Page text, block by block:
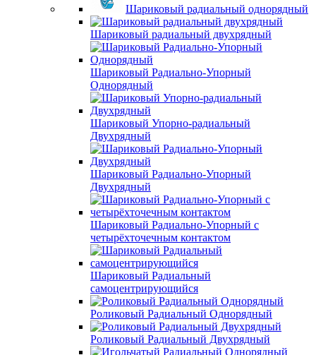
Шариковый радиальный однорядный
Шариковый радиальный двухрядный
Шариковый Радиально-Упорный
Однорядный
Шариковый Упорно-радиальный
Двухрядный
Шариковый Радиально-Упорный
Двухрядный
Шариковый Радиально-Упорный с
четырёхточечным контактом
Шариковый Радиальный
самоцентрирующийся
Роликовый Радиальный Однорядный
Роликовый Радиальный Двухрядный